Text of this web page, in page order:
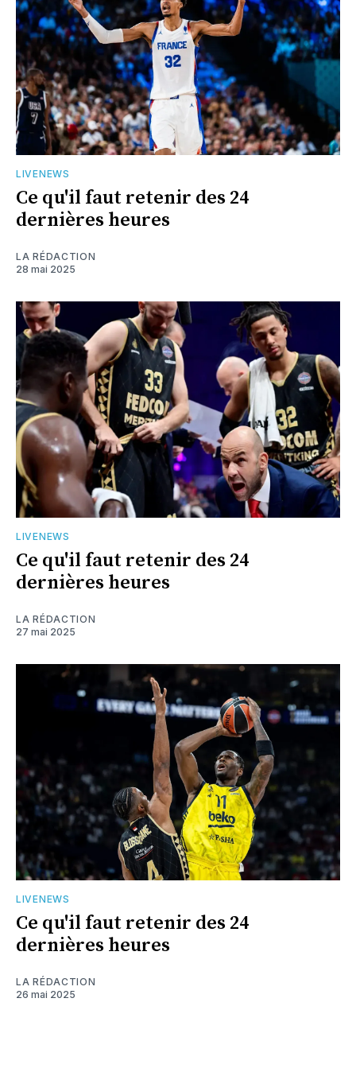
LIVENEWS
Ce qu'il faut retenir des 24
dernières heures
LA RÉDACTION
28 mai 2025
LIVENEWS
Ce qu'il faut retenir des 24
dernières heures
LA RÉDACTION
27 mai 2025
LIVENEWS
Ce qu'il faut retenir des 24
dernières heures
LA RÉDACTION
26 mai 2025